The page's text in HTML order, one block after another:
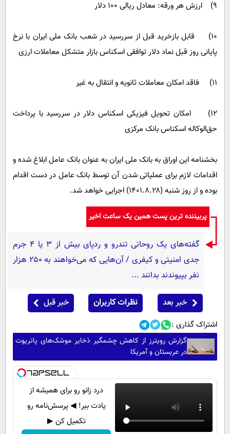
۹) ارزش هر ورقه: معادل ریالی ۱۰۰ دلار
۱۰) قابل بازخرید قبل از سررسید در شعب بانک ملی ایران با نرخ
پایانی روز قبل نماد دلار توافقی اسکناس بازار متشکل معاملات ارزی
۱۱) فاقد امکان معاملات ثانویه و انتقال به غیر
۱۲) امکان تحویل فیزیکی اسکناس دلار در سررسید با پرداخت
حق‌الوکاله اسکناس بانک مرکزی
بخشنامه این اوراق به بانک ملی ایران به عنوان بانک عامل ابلاغ شده و
اقدامات لازم برای عملیاتی شدن آن توسط بانک عامل در دست اقدام
بوده و از روز شنبه (۱۴۰۱.۸.۲۸) اجرایی خواهد شد.
پربیننده ترین پست همین یک ساعت اخیر
گفته‌های یک روحانی تندرو و ردپای بیش از ۳ یا ۴ جرم
جدی امنیتی و کیفری / آن‌هایی که می‌خواهند به ۲۵۰ هزار
نفر بپیوندند بدانند ...
خبر بعد نظرات کاربران خبر قبل
اشتراک گذاری :
گزارش رویترز از کاهش چشمگیر ذخایر موشک‌های پاتریوت
در عربستان و آمریکا
درد زانو رو برای همیشه از
یادت ببر! ◀ پرسش‌نامه رو
تکمیل کن ▶